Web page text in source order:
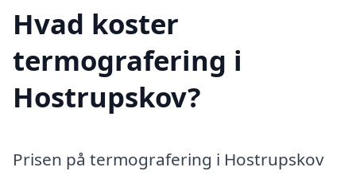
Hvad koster
termografering i
Hostrupskov?
Prisen på termografering i Hostrupskov